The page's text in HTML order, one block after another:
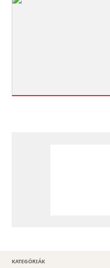
KATEGÓRIÁK